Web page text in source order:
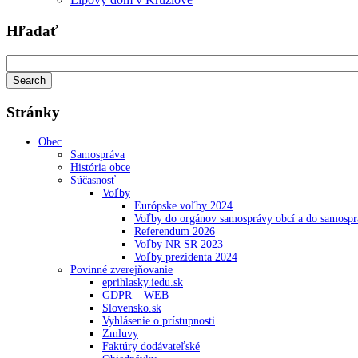
Hľadať
Stránky
Obec
Samospráva
História obce
Súčasnosť
Voľby
Európske voľby 2024
Voľby do orgánov samosprávy obcí a do
Referendum 2026
Voľby NR SR 2023
Voľby prezidenta 2024
Povinné zverejňovanie
eprihlasky.iedu.sk
GDPR – WEB
Slovensko.sk
Vyhlásenie o prístupnosti
Zmluvy
Faktúry dodávateľské